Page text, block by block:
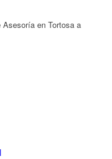
en Tortosa a